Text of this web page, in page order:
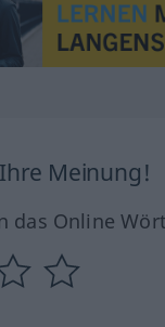
Meinung!
das Online